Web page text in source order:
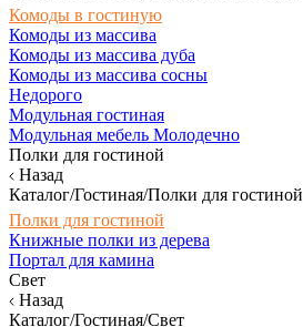
Комоды в гостиную
Комоды из массива
Комоды из массива дуба
Комоды из массива сосны
Недорого
Модульная гостиная
Модульная мебель Молодечно
Полки для гостиной
Назад
Каталог/Гостиная/Полки для гостиной
Полки для гостиной
Книжные полки из дерева
Портал для камина
Свет
Назад
Каталог/Гостиная/Свет